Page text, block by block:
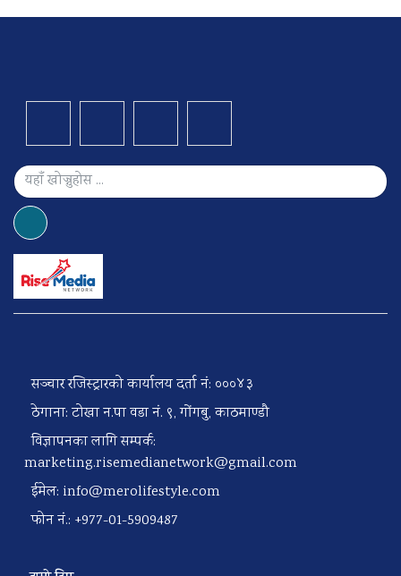
सञ्चार रजिस्ट्रारको कार्यालय दर्ता नं: ०००४३
ठेगाना: टोखा न.पा वडा नं. ९, गोंगबु, काठमाण्डौ
विज्ञापनका लागि सम्पर्क:
marketing.risemedianetwork@gmail.com
ईमेल: info@merolifestyle.com
फोन नं.: +977-01-5909487